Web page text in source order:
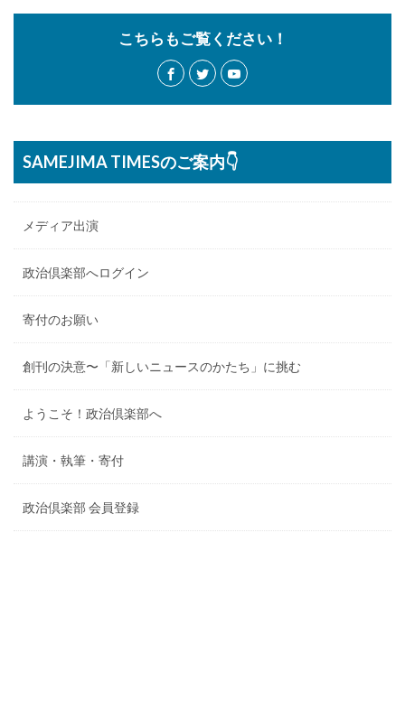
こちらもご覧ください！
SAMEJIMA TIMESのご案内👇
メディア出演
政治倶楽部へログイン
寄付のお願い
創刊の決意〜「新しいニュースのかたち」に挑む
ようこそ！政治倶楽部へ
講演・執筆・寄付
政治倶楽部 会員登録